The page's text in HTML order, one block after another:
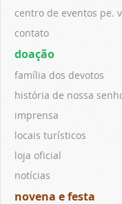
centro de eventos pe.
contato
doação
família dos devotos
história de nossa
imprensa
locais turísticos
loja oficial
notícias
novena e festa